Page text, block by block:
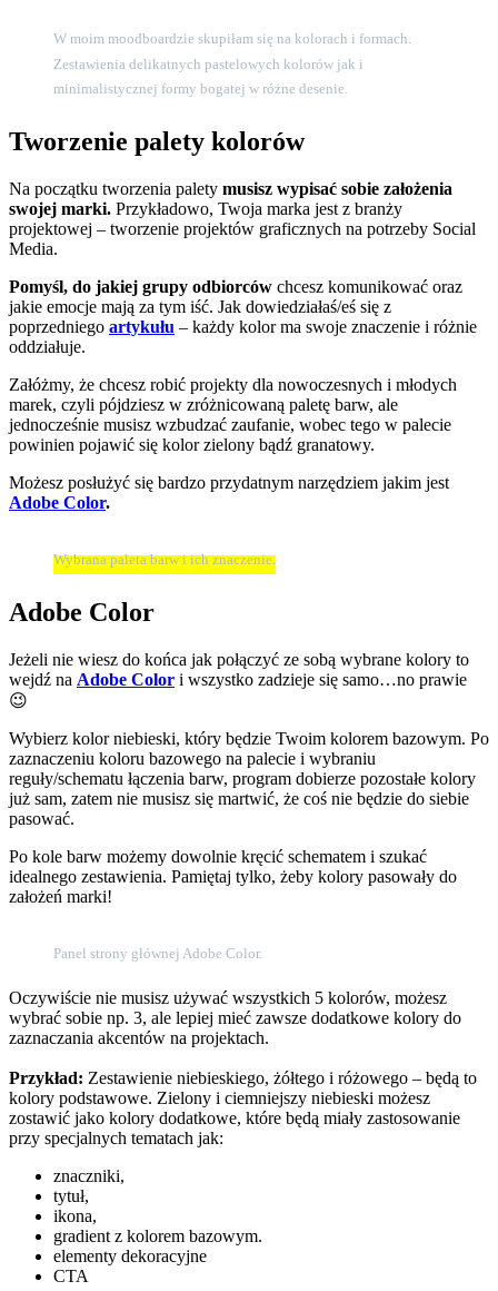
W moim moodboardzie skupiłam się na kolorach i formach.
Zestawienia delikatnych pastelowych kolorów jak i
minimalistycznej formy bogatej w różne desenie.
Tworzenie palety kolorów
Na początku tworzenia palety musisz wypisać sobie założenia
swojej marki. Przykładowo, Twoja marka jest z branży
projektowej – tworzenie projektów graficznych na potrzeby Social
Media.
Pomyśl, do jakiej grupy odbiorców chcesz komunikować oraz
jakie emocje mają za tym iść. Jak dowiedziałaś/eś się z
poprzedniego artykułu – każdy kolor ma swoje znaczenie i różnie
oddziałuje.
Załóżmy, że chcesz robić projekty dla nowoczesnych i młodych
marek, czyli pójdziesz w zróżnicowaną paletę barw, ale
jednocześnie musisz wzbudzać zaufanie, wobec tego w palecie
powinien pojawić się kolor zielony bądź granatowy.
Możesz posłużyć się bardzo przydatnym narzędziem jakim jest
Adobe Color.
Wybrana paleta barw i ich znaczenie.
Adobe Color
Jeżeli nie wiesz do końca jak połączyć ze sobą wybrane kolory to
wejdź na Adobe Color i wszystko zadzieje się samo…no prawie
😉
Wybierz kolor niebieski, który będzie Twoim kolorem bazowym. Po
zaznaczeniu koloru bazowego na palecie i wybraniu
reguły/schematu łączenia barw, program dobierze pozostałe kolory
już sam, zatem nie musisz się martwić, że coś nie będzie do siebie
pasować.
Po kole barw możemy dowolnie kręcić schematem i szukać
idealnego zestawienia. Pamiętaj tylko, żeby kolory pasowały do
założeń marki!
Panel strony głównej Adobe Color.
Oczywiście nie musisz używać wszystkich 5 kolorów, możesz
wybrać sobie np. 3, ale lepiej mieć zawsze dodatkowe kolory do
zaznaczania akcentów na projektach.
Przykład: Zestawienie niebieskiego, żółtego i różowego – będą to
kolory podstawowe. Zielony i ciemniejszy niebieski możesz
zostawić jako kolory dodatkowe, które będą miały zastosowanie
przy specjalnych tematach jak:
znaczniki,
tytuł,
ikona,
gradient z kolorem bazowym.
elementy dekoracyjne
CTA